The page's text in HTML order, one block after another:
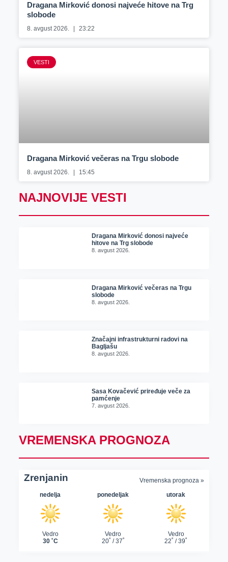
Dragana Mirković donosi najveće hitove na Trg
slobode
8. avgust 2026. 23:22
VESTI
Dragana Mirković večeras na Trgu slobode
8. avgust 2026. 15:45
NAJNOVIJE VESTI
Dragana Mirković donosi najveće
hitove na Trg slobode
8. avgust 2026.
Dragana Mirković večeras na Trgu
slobode
8. avgust 2026.
Značajni infrastrukturni radovi na
Bagljašu
8. avgust 2026.
Sasa Kovačević priređuje veče za
pamćenje
7. avgust 2026.
VREMENSKA PROGNOZA